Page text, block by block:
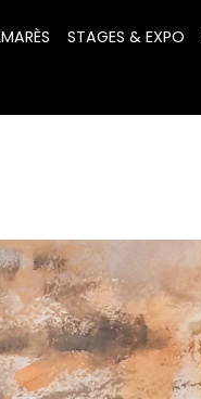
STAGES & EXPO